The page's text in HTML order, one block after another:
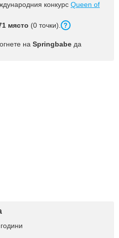
конкурс Queen of
място (0 точки).
на Springbabe да